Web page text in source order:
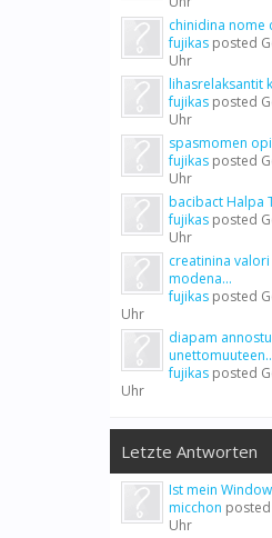
chinidina nome
fujikas posted
Uhr
lihasrelaksantit
fujikas posted
Uhr
spasmomen
fujikas posted
Uhr
bacibact Halpa
fujikas posted
Uhr
creatinina
modena...
fujikas posted
Uhr
diapam
fujikas posted
Uhr
Letzte Antworten
Ist mein
micchon posted
Uhr